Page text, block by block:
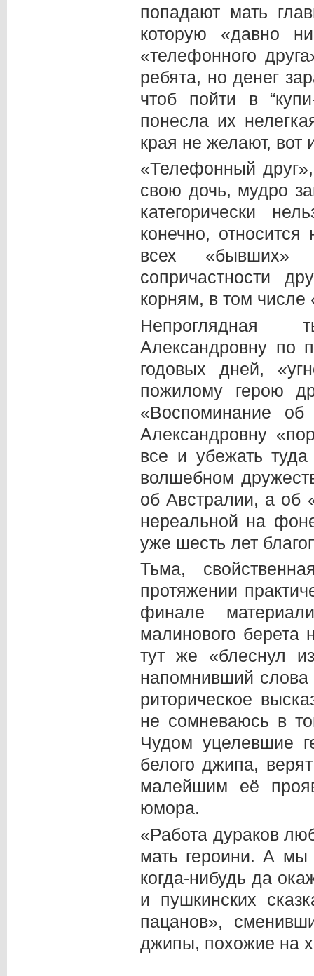
попадают мать
которую «давно
«телефонного
ребята, но денег
чтоб пойти в
понесла их
края не желают, вот
«Телефонный
свою дочь, мудро
категорически
конечно,
всех «бывших»
сопричастности
корням, в том
Непроглядная
Александровну по
годовых дней,
пожилому герою
«Воспоминание об
Александровну
все и убежать
волшебном
об Австралии, а об
нереальной на
уже шесть лет
Тьма,
протяжении
финале
малинового
тут же «блеснул
напомнивший слова
риторическое
не сомневаюсь в
Чудом уцелевшие
белого джипа,
малейшим её
юмора.
«Работа дураков
мать героини. А мы
когда-нибудь да
и пушкинских
пацанов»,
джипы, похожие на